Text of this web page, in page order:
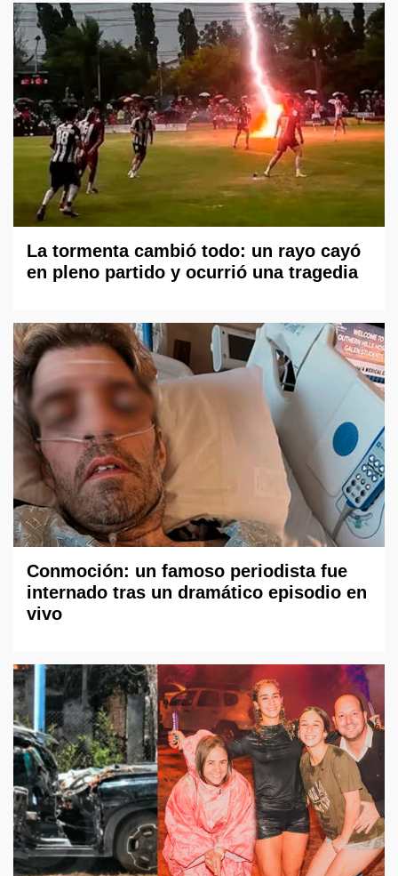
La tormenta cambió todo: un rayo cayó
en pleno partido y ocurrió una tragedia
Conmoción: un famoso periodista fue
internado tras un dramático episodio en
vivo